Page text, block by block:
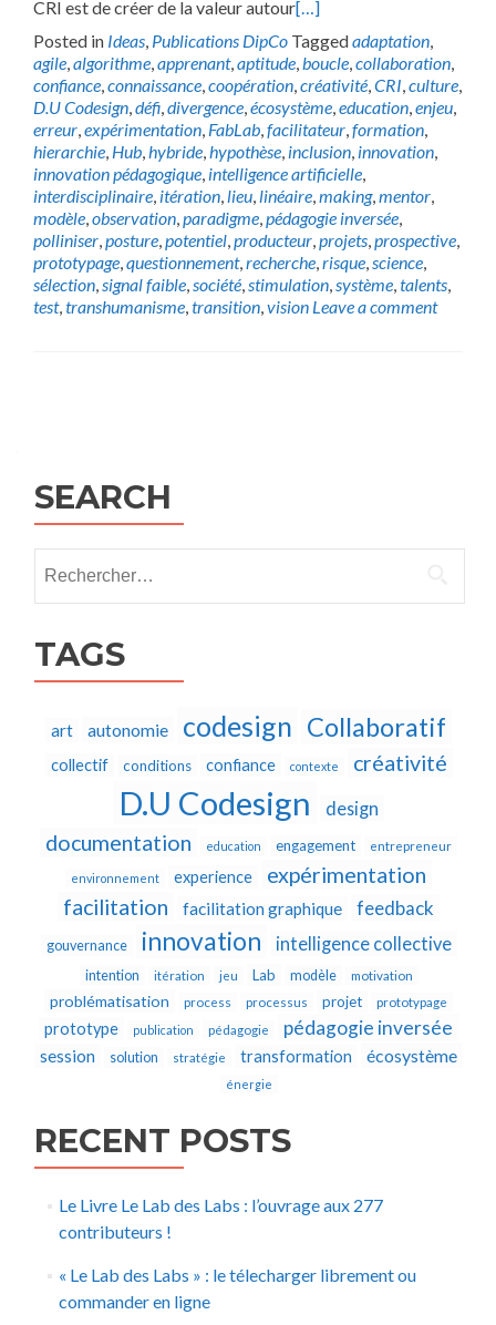
CRI est de créer de la valeur autour[…]
Posted in Ideas, Publications DipCo Taggedadaptation,
agile,algorithme,apprenant,aptitude,boucle,collaboration,
confiance,connaissance,coopération,créativité,CRI,culture,
D.U Codesign,défi,divergence,écosystème,education,enjeu,
erreur,expérimentation, FabLab,facilitateur,formation,
hierarchie, Hub,hybride,hypothèse, inclusion, innovation,
innovation pédagogique, intelligence artificielle,
interdisciplinaire, itération, lieu, linéaire,making,mentor,
modèle,observation,paradigme,pédagogie inversée,
polliniser,posture,potentiel,producteur,projets,prospective,
prototypage,questionnement,recherche,risque,science,
sélection,signal faible,société,stimulation,système,talents,
test,transhumanisme,transition,vision Leave a comment
SEARCH
TAGS
art autonomie codesign Collaboratif
collectif conditions confiance contexte créativité
D.U Codesign design
documentation education engagement entrepreneur
environnement experience
expérimentation
facilitation
facilitation graphique feedback
gouvernance innovation intelligence collective
intention itération jeu Lab modèle motivation
problématisation process processus projet prototypage
prototype publication pédagogie pédagogie inversée
session solution stratégie transformation écosystème
énergie
RECENT POSTS
Le Livre Le Lab des Labs : l’ouvrage aux 277
contributeurs !
« Le Lab des Labs » : le télecharger librement ou
commander en ligne